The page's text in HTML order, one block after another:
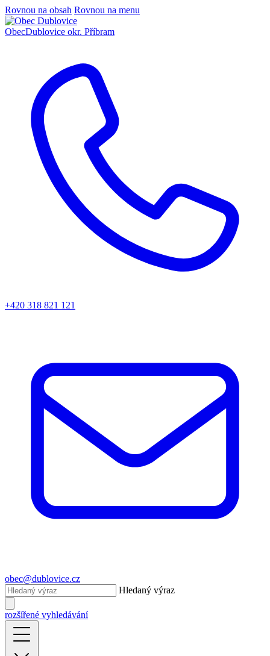
Rovnou na obsah Rovnou na menu
ObecDublovice okr. Příbram
+420 318 821 121
obec@dublovice.cz
Hledaný výraz
rozšířené vyhledávání